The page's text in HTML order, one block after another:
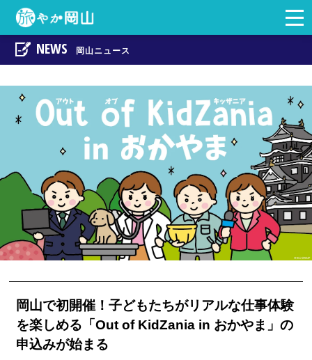
岡山の観光・地域
NEWS 岡山ニュース
岡山で初開催！子どもたちがリアルな仕事体験
を楽しめる「Out of KidZania in おかやま」の
申込みが始まる